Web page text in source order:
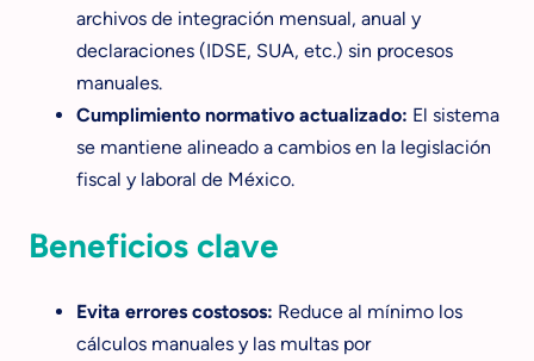
archivos de integración mensual, anual y
declaraciones (IDSE, SUA, etc.) sin procesos
manuales.
Cumplimiento normativo actualizado: El sistema
se mantiene alineado a cambios en la legislación
fiscal y laboral de México.
Beneficios clave
Evita errores costosos: Reduce al mínimo los
cálculos manuales y las multas por